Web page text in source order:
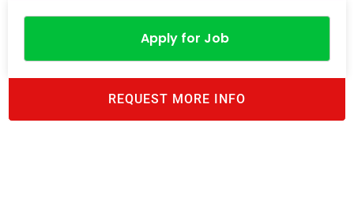
Apply for Job
REQUEST MORE INFO